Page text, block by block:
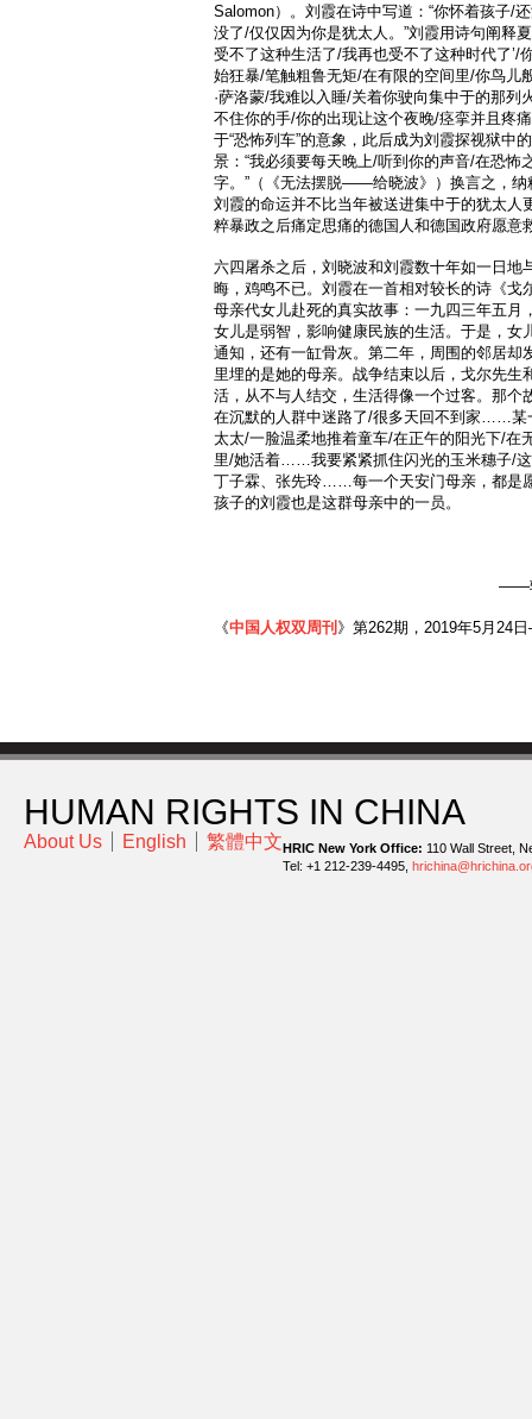
Salomon）。刘霞在诗中写道：“你怀着孩子/
没了/仅仅因为你是犹太人。”刘霞用诗句阐释
受不了这种生活了/我再也受不了这种时代了’/
始狂暴/笔触粗鲁无矩/在有限的空间里/你鸟儿
·萨洛蒙/我难以入睡/关着你驶向集中于的那列
不住你的手/你的出现让这个夜晚/痉挛并且疼
于“恐怖列车”的意象，此后成为刘霞探视狱中
景：“我必须要每天晚上/听到你的声音/在恐怖
字。”（《无法摆脱——给晓波》）换言之，纳
刘霞的命运并不比当年被送进集中于的犹太人
粹暴政之后痛定思痛的德国人和德国政府愿意
六四屠杀之后，刘晓波和刘霞数十年如一日地
晦，鸡鸣不已。刘霞在一首相对较长的诗《戈
母亲代女儿赴死的真实故事：一九四三年五月
女儿是弱智，影响健康民族的生活。于是，女
通知，还有一缸骨灰。第二年，周围的邻居却
里埋的是她的母亲。战争结束以后，戈尔先生
活，从不与人结交，生活得像一个过客。那个
在沉默的人群中迷路了/很多天回不到家……某
太太/一脸温柔地推着童车/在正午的阳光下/在
里/她活着……我要紧紧抓住闪光的玉米穗子/
丁子霖、张先玲……每一个天安门母亲，都是
孩子的刘霞也是这群母亲中的一员。
——
《中国人权双周刊 》第262期，2019年5月24
HUMAN RIGHTS IN CHINA
About Us English 繁體中文HRIC New York Office: 110 Wall Street,
Tel: +1 212-239-4495,